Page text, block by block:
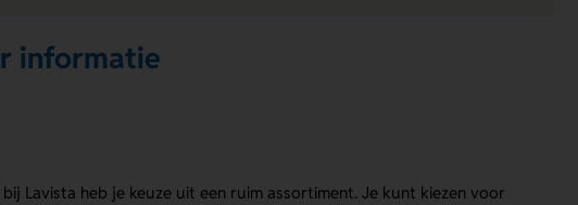
informatie
Lavista heb je keuze uit een ruim assortiment. Je kunt kiezen voor